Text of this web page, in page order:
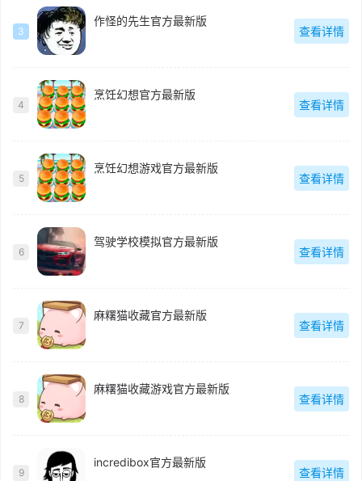
3
作怪的先生官方最新版
查看详情
4
烹饪幻想官方最新版
查看详情
5
烹饪幻想游戏官方最新版
查看详情
6
驾驶学校模拟官方最新版
查看详情
7
麻糬猫收藏官方最新版
查看详情
8
麻糬猫收藏游戏官方最新版
查看详情
9
incredibox官方最新版
查看详情